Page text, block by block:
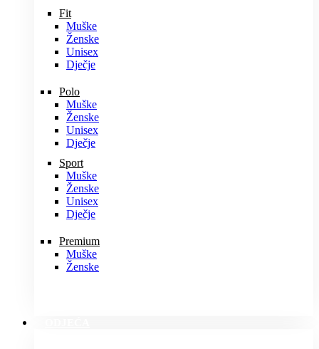
Fit
Muške
Ženske
Unisex
Dječje
Polo
Muške
Ženske
Unisex
Dječje
Sport
Muške
Ženske
Unisex
Dječje
Premium
Muške
Ženske